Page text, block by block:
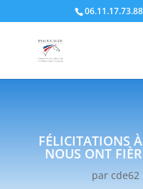
06.11.17.73.88
FÉLICITATIONS
NOUS ONT
par cde62